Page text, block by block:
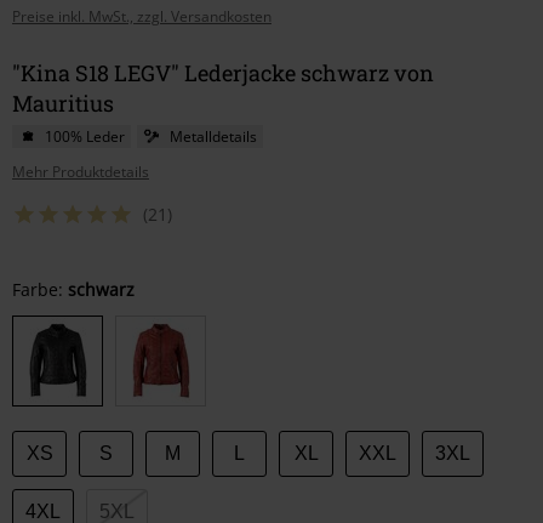
Preise inkl. MwSt., zzgl. Versandkosten
"Kina S18 LEGV" Lederjacke schwarz von
Mauritius
100% Leder
Metalldetails
Mehr Produktdetails
(21)
Wähle
deine
Größe
Farbe: schwarz
XS S M XL XXL 3XL
4XL 5XL